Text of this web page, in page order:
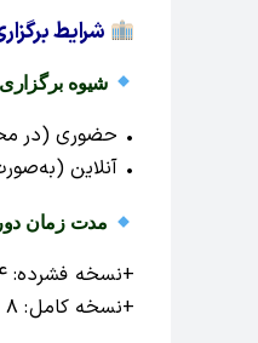
شرایط
شیوه
• حضوری (در
• آنلاین
مدت زمان
+نسخه فشرده: ۴ ساعت
+نسخه کامل: ۸ ساعت (در یک یا دو جلسه)